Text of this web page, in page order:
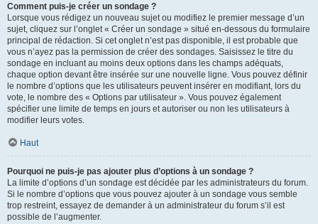
Comment puis-je créer un sondage ?
Lorsque vous rédigez un nouveau sujet ou modifiez le premier message d’un
sujet, cliquez sur l’onglet « Créer un sondage » situé en-dessous du formulaire
principal de rédaction. Si cet onglet n’est pas disponible, il est probable que
vous n’ayez pas la permission de créer des sondages. Saisissez le titre du
sondage en incluant au moins deux options dans les champs adéquats,
chaque option devant être insérée sur une nouvelle ligne. Vous pouvez définir
le nombre d’options que les utilisateurs peuvent insérer en modifiant, lors du
vote, le nombre des « Options par utilisateur ». Vous pouvez également
spécifier une limite de temps en jours et autoriser ou non les utilisateurs à
modifier leurs votes.
Haut
Pourquoi ne puis-je pas ajouter plus d’options à un sondage ?
La limite d’options d’un sondage est décidée par les administrateurs du forum.
Si le nombre d’options que vous pouvez ajouter à un sondage vous semble
trop restreint, essayez de demander à un administrateur du forum s’il est
possible de l’augmenter.